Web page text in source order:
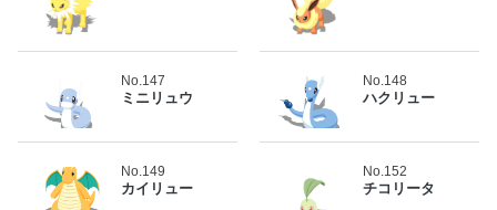
No.147
ミニリュウ
No.148
ハクリュー
No.149
カイリュー
No.152
チコリータ